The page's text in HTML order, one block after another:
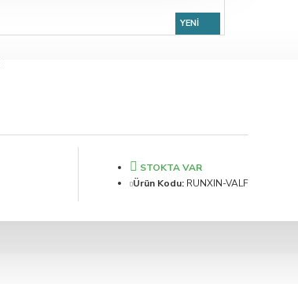
YENI
STOKTA VAR
Ürün Kodu: RUNXIN-VALF